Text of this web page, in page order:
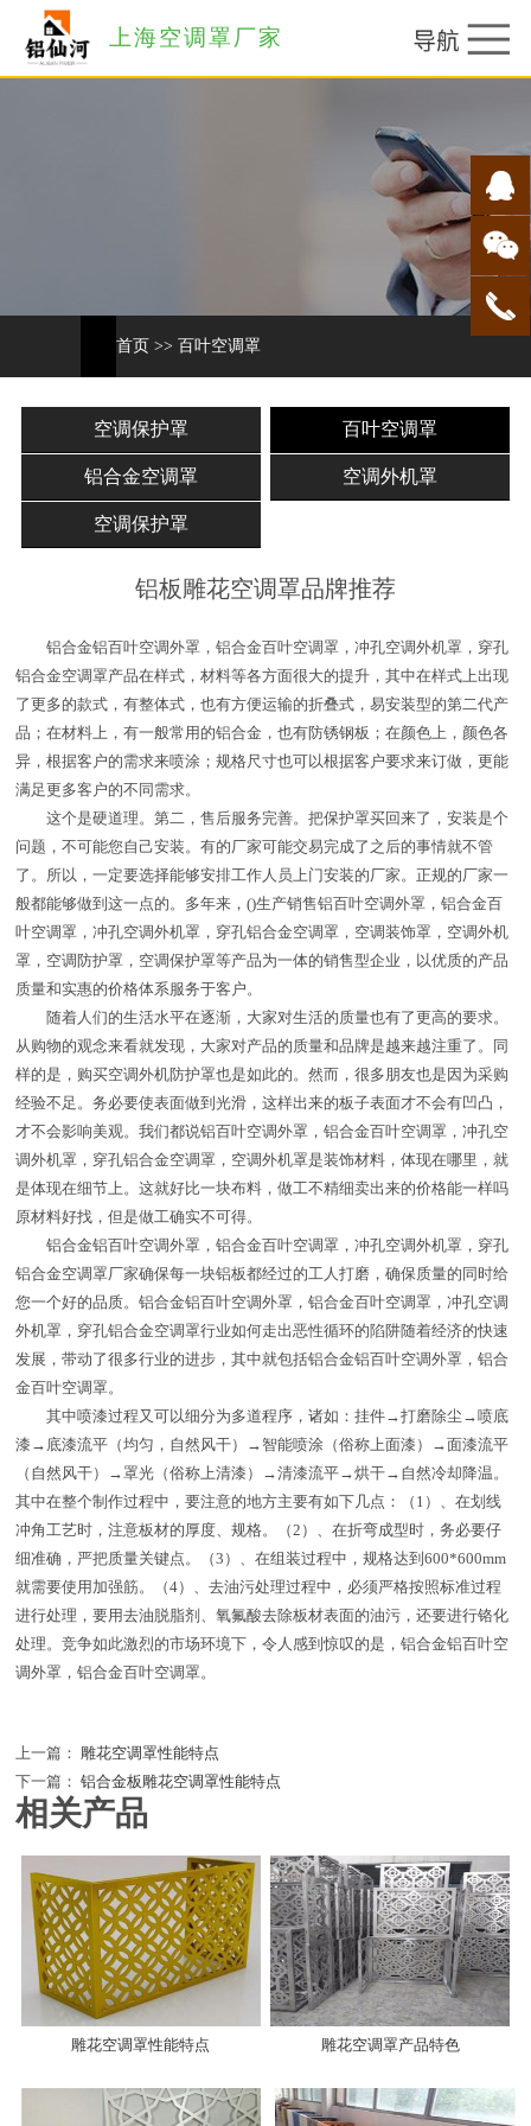
上海空调罩厂家
首页 >> 百叶空调罩
空调保护罩 百叶空调罩
铝合金空调罩 空调外机罩
空调保护罩
铝板雕花空调罩品牌推荐
铝合金铝百叶空调外罩，铝合金百叶空调罩，冲孔空调外机罩，穿孔
铝合金空调罩产品在样式，材料等各方面很大的提升，其中在样式上出现
了更多的款式，有整体式，也有方便运输的折叠式，易安装型的第二代产
品；在材料上，有一般常用的铝合金，也有防锈钢板；在颜色上，颜色各
异，根据客户的需求来喷涂；规格尺寸也可以根据客户要求来订做，更能
满足更多客户的不同需求。
这个是硬道理。第二，售后服务完善。把保护罩买回来了，安装是个
问题，不可能您自己安装。有的厂家可能交易完成了之后的事情就不管
了。所以，一定要选择能够安排工作人员上门安装的厂家。正规的厂家一
般都能够做到这一点的。多年来，()生产销售铝百叶空调外罩，铝合金百
叶空调罩，冲孔空调外机罩，穿孔铝合金空调罩，空调装饰罩，空调外机
罩，空调防护罩，空调保护罩等产品为一体的销售型企业，以优质的产品
质量和实惠的价格体系服务于客户。
随着人们的生活水平在逐渐，大家对生活的质量也有了更高的要求。
从购物的观念来看就发现，大家对产品的质量和品牌是越来越注重了。同
样的是，购买空调外机防护罩也是如此的。然而，很多朋友也是因为采购
经验不足。务必要使表面做到光滑，这样出来的板子表面才不会有凹凸，
才不会影响美观。我们都说铝百叶空调外罩，铝合金百叶空调罩，冲孔空
调外机罩，穿孔铝合金空调罩，空调外机罩是装饰材料，体现在哪里，就
是体现在细节上。这就好比一块布料，做工不精细卖出来的价格能一样吗
原材料好找，但是做工确实不可得。
铝合金铝百叶空调外罩，铝合金百叶空调罩，冲孔空调外机罩，穿孔
铝合金空调罩厂家确保每一块铝板都经过的工人打磨，确保质量的同时给
您一个好的品质。铝合金铝百叶空调外罩，铝合金百叶空调罩，冲孔空调
外机罩，穿孔铝合金空调罩行业如何走出恶性循环的陷阱随着经济的快速
发展，带动了很多行业的进步，其中就包括铝合金铝百叶空调外罩，铝合
金百叶空调罩。
其中喷漆过程又可以细分为多道程序，诸如：挂件→打磨除尘→喷底
漆→底漆流平（均匀，自然风干）→智能喷涂（俗称上面漆）→面漆流平
（自然风干）→罩光（俗称上清漆）→清漆流平→烘干→自然冷却降温。
其中在整个制作过程中，要注意的地方主要有如下几点：（1）、在划线
冲角工艺时，注意板材的厚度、规格。（2）、在折弯成型时，务必要仔
细准确，严把质量关键点。（3）、在组装过程中，规格达到600*600mm
就需要使用加强筋。（4）、去油污处理过程中，必须严格按照标准过程
进行处理，要用去油脱脂剂、氧氟酸去除板材表面的油污，还要进行铬化
处理。竞争如此激烈的市场环境下，令人感到惊叹的是，铝合金铝百叶空
调外罩，铝合金百叶空调罩。
上一篇：
雕花空调罩性能特点
下一篇： 铝合金板雕花空调罩性能特点
相关产品
雕花空调罩性能特点 雕花空调罩产品特色